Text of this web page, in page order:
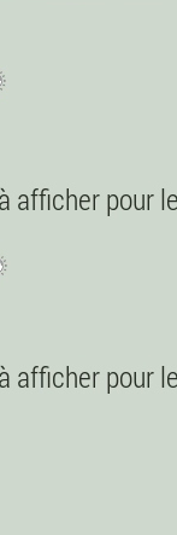
afficher pour
afficher pour